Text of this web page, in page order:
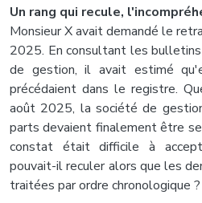
Un rang qui recule,
Monsieur X avait demandé le
2025. En consultant les
de gestion, il avait estimé
précédaient dans le registre.
août 2025, la société de
parts devaient finalement être
constat était difficile à
pouvait-il reculer alors que les
traitées par ordre chronologique ?